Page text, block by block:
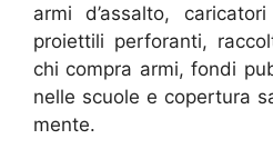
armi d’assalto,
proiettili perforanti,
chi compra armi, fondi
nelle scuole e copertura
mente.